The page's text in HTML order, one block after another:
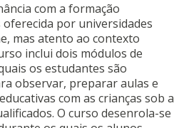
com a formação
por universidades
mas atento ao contexto
inclui dois módulos de
os estudantes são
observar, preparar aulas e
com as crianças sob a
O curso desenrola-se